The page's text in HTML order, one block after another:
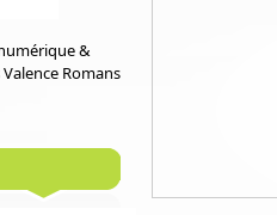
&
Romans